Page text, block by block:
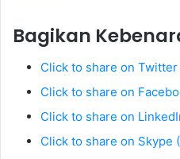
Bagikan
Click to share on
Click to share on
Click to share on
Click to share on Skype